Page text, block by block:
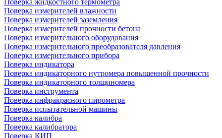
Поверка жидкостного термометра
Поверка измерителей влажности
Поверка измерителей заземления
Поверка измерителей прочности бетона
Поверка измерительного оборудования
Поверка измерительного преобразователя давления
Поверка измерительного прибора
Поверка индикатора
Поверка индикаторного нутромера повышенной прочности
Поверка индикаторного толщиномера
Поверка инструмента
Поверка инфракрасного пирометра
Поверка испытательной машины
Поверка калибра
Поверка калибратора
Поверка КИП